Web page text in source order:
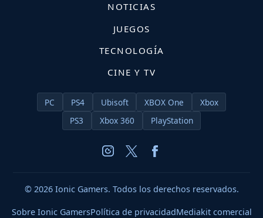
NOTICIAS
JUEGOS
TECNOLOGÍA
CINE Y TV
PC PS4 Ubisoft XBOX One
Xbox
PS3
Xbox 360 PlayStation
© 2026 Ionic Gamers. Todos los derechos reservados.
Sobre Ionic GamersPolítica de privacidadMediakit comercial